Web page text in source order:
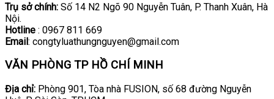
Trụ sở chính: Số 14 N2 Ngõ 90 Nguyễn Tuân, P. Thanh Xuân, Hà
Nội.
Hotline : 0967 811 669
Email: congtyluathungnguyen@gmail.com
VĂN PHÒNG TP HỒ CHÍ MINH
Địa chỉ: Phòng 901, Tòa nhà FUSION, số 68 đường Nguyễn